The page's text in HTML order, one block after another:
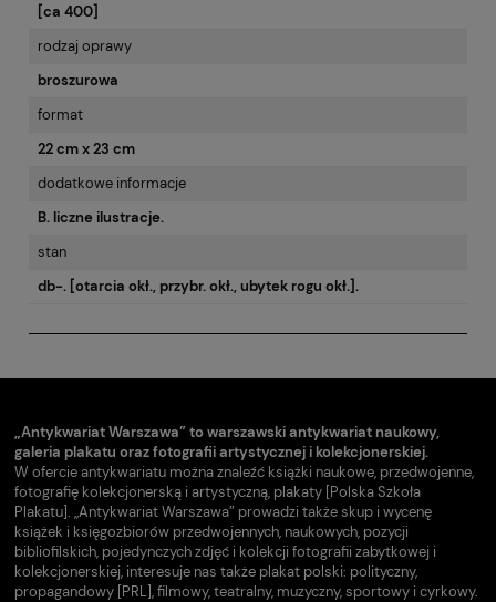
[ca 400]
rodzaj oprawy
broszurowa
format
22 cm x 23 cm
dodatkowe informacje
B. liczne ilustracje.
stan
db-. [otarcia okł., przybr. okł., ubytek rogu okł.].
„Antykwariat Warszawa” to warszawski antykwariat naukowy,
galeria plakatu oraz fotografii artystycznej i kolekcjonerskiej.
W ofercie antykwariatu można znaleźć książki naukowe, przedwojenne,
fotografię kolekcjonerską i artystyczną, plakaty [Polska Szkoła
Plakatu]. „Antykwariat Warszawa” prowadzi także skup i wycenę
książek i księgozbiorów przedwojennych, naukowych, pozycji
bibliofilskich, pojedynczych zdjęć i kolekcji fotografii zabytkowej i
kolekcjonerskiej, interesuje nas także plakat polski: polityczny,
propagandowy [PRL], filmowy, teatralny, muzyczny, sportowy i cyrkowy.